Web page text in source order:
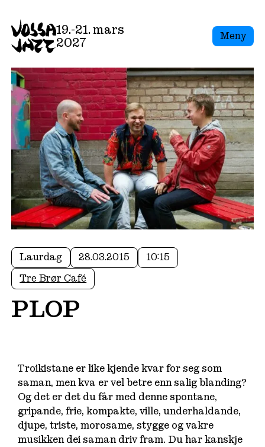
19.-21. mars
2027
Meny
Laurdag 28.03.2015
10:15
Tre Brør Café
PLOP
Troikistane er like kjende kvar for seg som
saman, men kva er vel betre enn salig blanding?
Og det er det du får med denne spontane,
gripande, frie, kompakte, ville, underhaldande,
djupe, triste, morosame, stygge og vakre
musikken dei saman driv fram. Du har kanskje